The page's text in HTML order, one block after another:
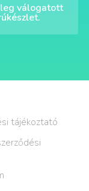
válogatott
tájékoztató